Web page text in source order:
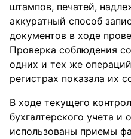
штампов, печатей,
аккуратный способ
документов в ходе
Проверка соблюдения
одних и тех же
регистрах показала их
В ходе текущего
бухгалтерского учета и
использованы приемы